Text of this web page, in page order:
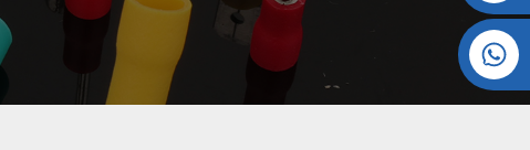
Cristal : +86 19032081821